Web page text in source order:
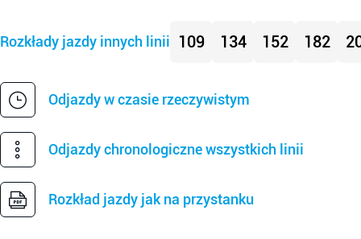
Rozkłady jazdy innych linii 109 134 152 182
Odjazdy w czasie rzeczywistym
Odjazdy chronologiczne wszystkich linii
Rozkład jazdy jak na przystanku